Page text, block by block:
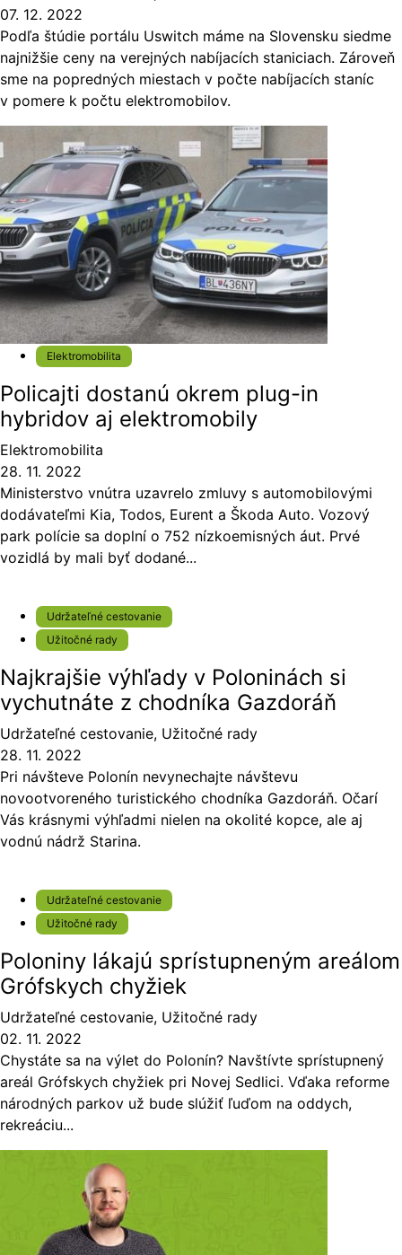
07. 12. 2022
Podľa štúdie portálu Uswitch máme na Slovensku siedme
najnižšie ceny na verejných nabíjacích staniciach. Zároveň
sme na popredných miestach v počte nabíjacích staníc
v pomere k počtu elektromobilov.
Elektromobilita
Policajti dostanú okrem plug-in
hybridov aj elektromobily
Elektromobilita
28. 11. 2022
Ministerstvo vnútra uzavrelo zmluvy s automobilovými
dodávateľmi Kia, Todos, Eurent a Škoda Auto. Vozový
park polície sa doplní o 752 nízkoemisných áut. Prvé
vozidlá by mali byť dodané...
Udržateľné cestovanie
Užitočné rady
Najkrajšie výhľady v Poloninách si
vychutnáte z chodníka Gazdoráň
Udržateľné cestovanie, Užitočné rady
28. 11. 2022
Pri návšteve Polonín nevynechajte návštevu
novootvoreného turistického chodníka Gazdoráň. Očarí
Vás krásnymi výhľadmi nielen na okolité kopce, ale aj
vodnú nádrž Starina.
Udržateľné cestovanie
Užitočné rady
Poloniny lákajú sprístupneným areálom
Grófskych chyžiek
Udržateľné cestovanie, Užitočné rady
02. 11. 2022
Chystáte sa na výlet do Polonín? Navštívte sprístupnený
areál Grófskych chyžiek pri Novej Sedlici. Vďaka reforme
národných parkov už bude slúžiť ľuďom na oddych,
rekreáciu...